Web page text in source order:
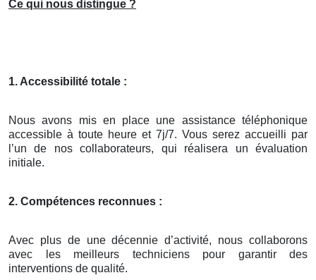
Ce qui nous distingue ?
1. Accessibilité totale :
Nous avons mis en place une assistance téléphonique
accessible à toute heure et 7j/7. Vous serez accueilli par
l’un de nos collaborateurs, qui réalisera un évaluation
initiale.
2. Compétences reconnues :
Avec plus de une décennie d’activité, nous collaborons
avec les meilleurs techniciens pour garantir des
interventions de qualité.